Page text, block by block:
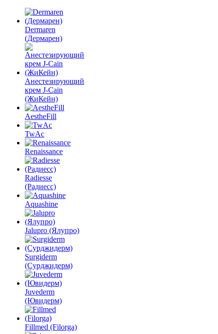
Dermaren
(Дермарен)
Анестезирующий
крем J-Cain
(ЖиКейн)
AestheFill
TwAc
Renaissance
Radiesse
(Радиесс)
Aquashine
Jalupro (Ялупро)
Surgiderm
(Сурджидерм)
Juvederm
(Ювидерм)
Fillmed (Filorga)